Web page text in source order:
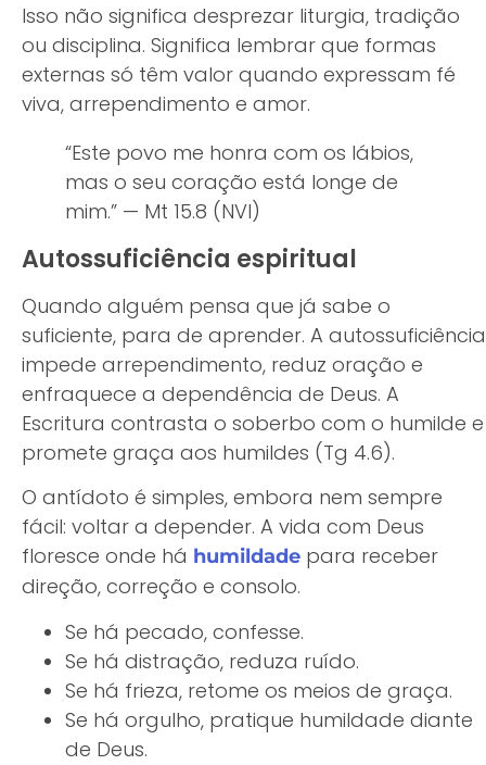
Isso não significa desprezar liturgia, tradição
ou disciplina. Significa lembrar que formas
externas só têm valor quando expressam fé
viva, arrependimento e amor.
“Este povo me honra com os lábios,
mas o seu coração está longe de
mim.” — Mt 15.8 (NVI)
Autossuficiência espiritual
Quando alguém pensa que já sabe o
suficiente, para de aprender. A autossuficiência
impede arrependimento, reduz oração e
enfraquece a dependência de Deus. A
Escritura contrasta o soberbo com o humilde e
promete graça aos humildes (Tg 4.6).
O antídoto é simples, embora nem sempre
fácil: voltar a depender. A vida com Deus
floresce onde há humildade para receber
direção, correção e consolo.
Se há pecado, confesse.
Se há distração, reduza ruído.
Se há frieza, retome os meios de graça.
Se há orgulho, pratique humildade diante
de Deus.